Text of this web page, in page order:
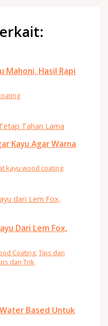
Mahoni, Hasil Rapi
Kayu Agar Warna
kayu wood coating
Dari Lem Fox,
Coating,Tips dan
dan Trik
Based Untuk